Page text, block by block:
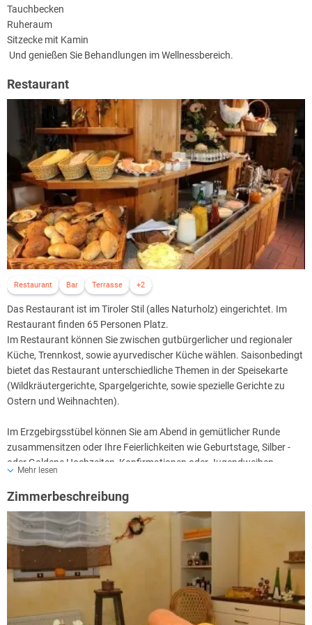
Tauchbecken
Ruheraum
Sitzecke mit Kamin
Und genießen Sie Behandlungen im Wellnessbereich.
Restaurant
Restaurant Bar Terrasse +2
Das Restaurant ist im Tiroler Stil (alles Naturholz) eingerichtet. Im
Restaurant finden 65 Personen Platz.
Im Restaurant können Sie zwischen gutbürgerlicher und regionaler
Küche, Trennkost, sowie ayurvedischer Küche wählen. Saisonbedingt
bietet das Restaurant unterschiedliche Themen in der Speisekarte
(Wildkräutergerichte, Spargelgerichte, sowie spezielle Gerichte zu
Ostern und Weihnachten).
Im Erzgebirgsstübel können Sie am Abend in gemütlicher Runde
zusammensitzen oder Ihre Feierlichkeiten wie Geburtstage, Silber -
oder Goldene Hochzeiten, Konfirmationen oder Jugendweihen,
Im Anschluss am Stübel befindet sich noch ein Jagdzimmer, welches
meist für den Aufbau und die Bereitstellung von Büfetts genutzt wird.
Mehr lesen
Zimmerbeschreibung